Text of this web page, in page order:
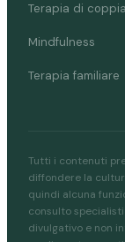
Terapia di coppia
Mindfulness
Terapia familiare
Tutti i contenuti
diffondere la
quindi alcuna
consulto
divulgativo e non